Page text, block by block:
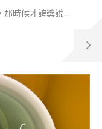
時候才誇獎說...